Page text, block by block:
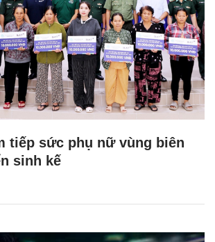
tiếp sức phụ nữ vùng biên
sinh kế